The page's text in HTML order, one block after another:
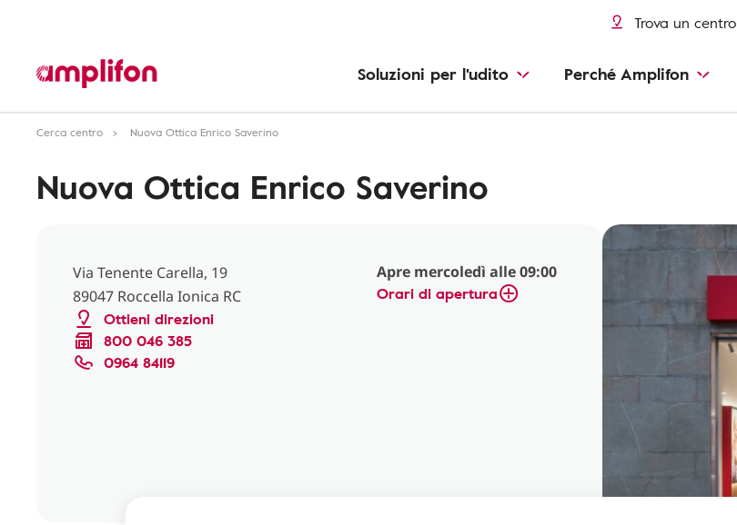
Trova un centro
Soluzioni per l'udito Perché Amplifon
Cerca centro Nuova Ottica Enrico Saverino
Nuova Ottica Enrico Saverino
Via Tenente Carella, 19
89047 Roccella Ionica RC
Ottieni direzioni
800 046 385
0964 84119
Apre mercoledì alle 09:00
Orari di apertura